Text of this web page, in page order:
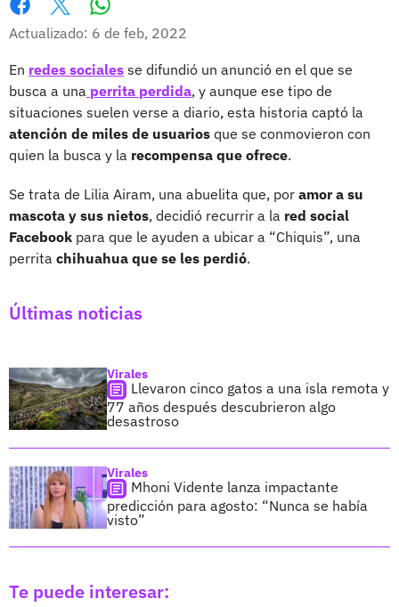
Facebook
X
Actualizado: 6 de feb, 2022
En redes sociales se difundió un anunció en el que se
busca a una perrita perdida, y aunque ese tipo de
situaciones suelen verse a diario, esta historia captó la
atención de miles de usuarios que se conmovieron con
quien la busca y la recompensa que ofrece.
Se trata de Lilia Airam, una abuelita que, por amor a su
mascota y sus nietos, decidió recurrir a la red social
Facebook para que le ayuden a ubicar a “Chiquis”, una
perrita chihuahua que se les perdió.
Últimas noticias
Virales
Llevaron cinco gatos a una isla remota y
77 años después descubrieron algo
desastroso
Virales
Mhoni Vidente lanza impactante
predicción para agosto: “Nunca se había
visto”
Te puede interesar: